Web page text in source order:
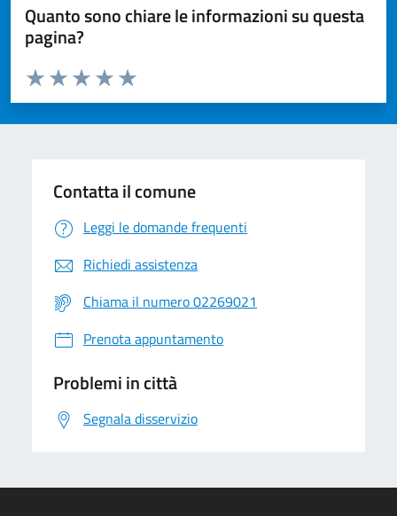
Quanto sono chiare le informazioni su questa
pagina?
Valuta da 1 a 5 stelle la pagina
Valuta 5 stelle su 5
Valuta 4 stelle su 5
Valuta 3 stelle su 5
Valuta 2 stelle su 5
Valuta 1 stelle su 5
Contatta il comune
Leggi le domande frequenti
Richiedi assistenza
Chiama il numero 02269021
Prenota appuntamento
Problemi in città
Segnala disservizio